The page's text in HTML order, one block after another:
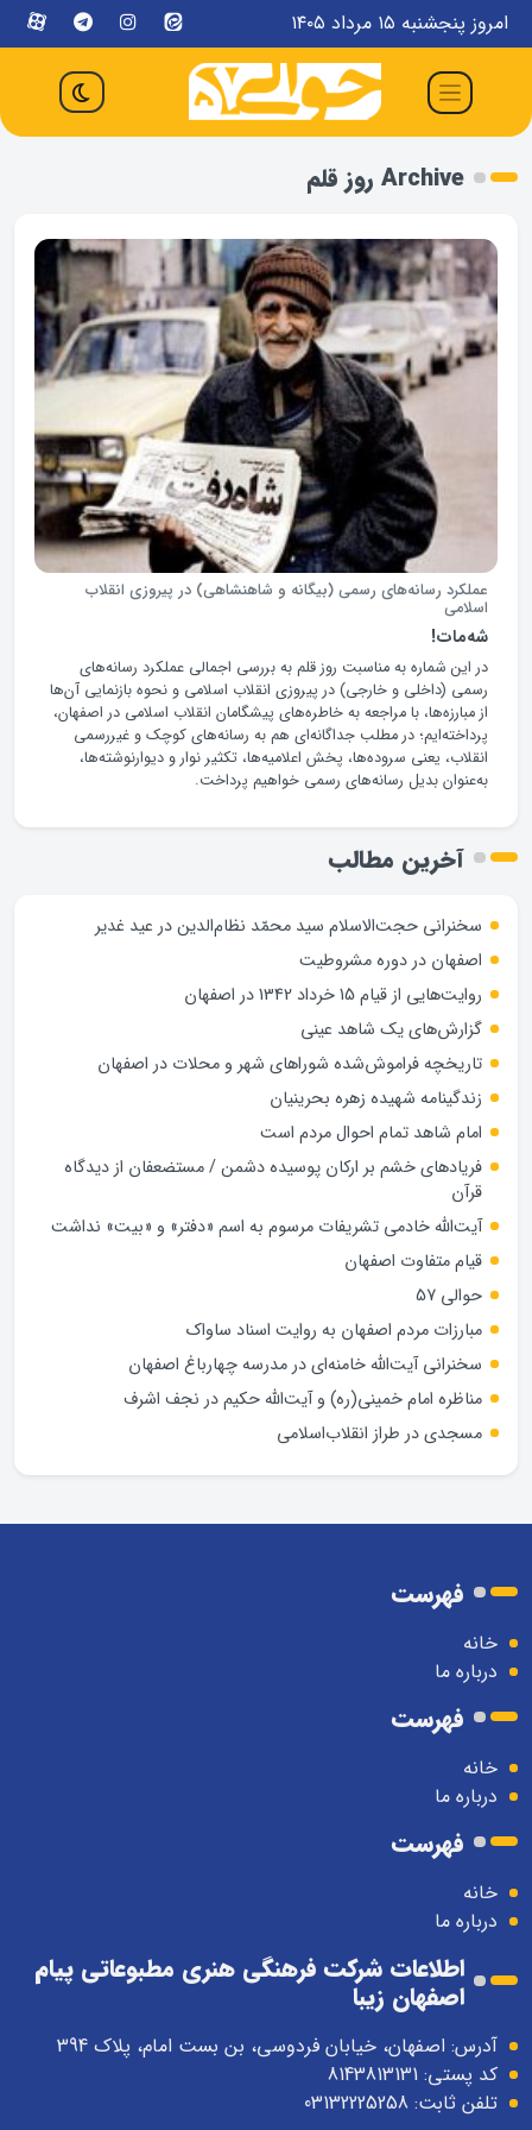
امروز پنجشنبه ۱۵ مرداد ۱۴۰۵
Archive روز قلم
عملکرد رسانه‌های رسمی (بیگانه و شاهنشاهی) در پیروزی انقلاب
اسلامی
شه‌مات!
در این شماره به مناسبت روز قلم به بررسی اجمالی عملکرد رسانه‌های
رسمی (داخلی و خارجی) در پیروزی انقلاب اسلامی و نحوه بازنمایی آن‌ها
از مبارزه‌ها، با مراجعه به خاطره‌های پیشگامان انقلاب اسلامی در اصفهان،
پرداخته‌ایم؛ در مطلب جداگانه‌ای هم به رسانه‌های کوچک و غیررسمی
انقلاب، یعنی سروده‌ها، پخش اعلامیه‌ها، تکثیر نوار و دیوارنوشته‌ها،
به‌عنوان بدیل رسانه‌های رسمی خواهیم پرداخت.
آخرین مطالب
سخنرانی حجت‌الاسلام سید محمّد نظام‌الدین در عید غدیر
اصفهان در دوره مشروطیت
روایت‌هایی از قیام 15 خرداد 1342 در اصفهان
گزارش‌های یک شاهد عینی
تاریخچه فراموش‌شده شوراهای شهر و محلات در اصفهان
زندگینامه شهيده زهره بحرينيان
امام شاهد تمام احوال مردم است
فریادهای خشم بر ارکان پوسیده دشمن / مستضعفان از دیدگاه
قرآن
آیت‌الله خادمی تشریفات مرسوم به اسم «دفتر» و «بیت» نداشت
قیام متفاوت اصفهان
حوالی 57
مبارزات مردم اصفهان به روایت اسناد ساواک
سخنرانی آیت‌الله خامنه‌ای در مدرسه چهارباغ اصفهان
مناظره امام خمینی(ره) و آیت‌الله حکیم در نجف اشرف
مسجدی در طراز انقلاب‌اسلامی
فهرست
خانه
درباره ما
فهرست
خانه
درباره ما
فهرست
خانه
درباره ما
اطلاعات شرکت فرهنگی هنری مطبوعاتی پیام
اصفهان زیبا
آدرس: اصفهان، خیابان فردوسی، بن بست امام، پلاک 394
کد پستی: 8143813131
تلفن ثابت: 03132225258